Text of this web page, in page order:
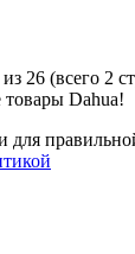
26 (всего 2
Dahua!